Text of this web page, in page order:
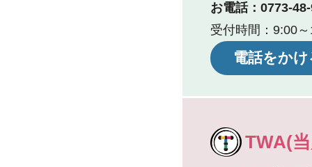
お電話：0773-
受付時間：9:00
電話をかけ
TWA(